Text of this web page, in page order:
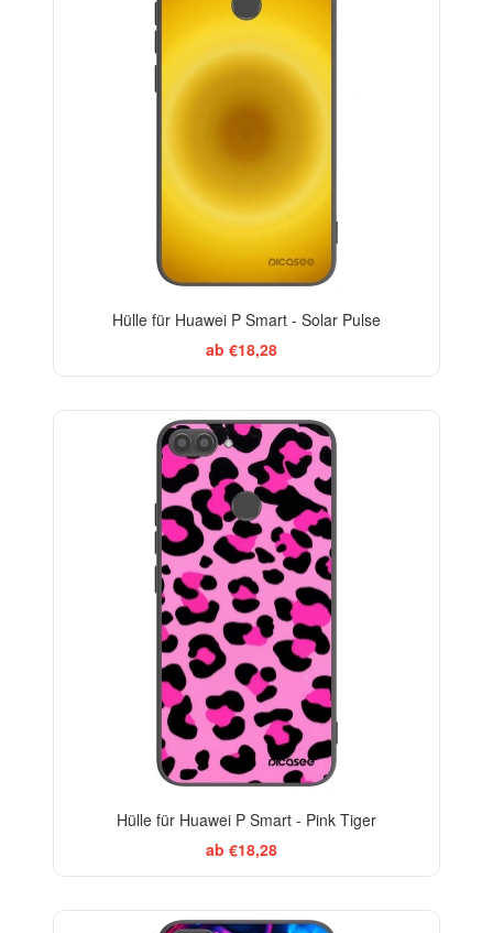
Hülle für Huawei P Smart - Solar Pulse
ab €18,28
Hülle für Huawei P Smart - Pink Tiger
ab €18,28